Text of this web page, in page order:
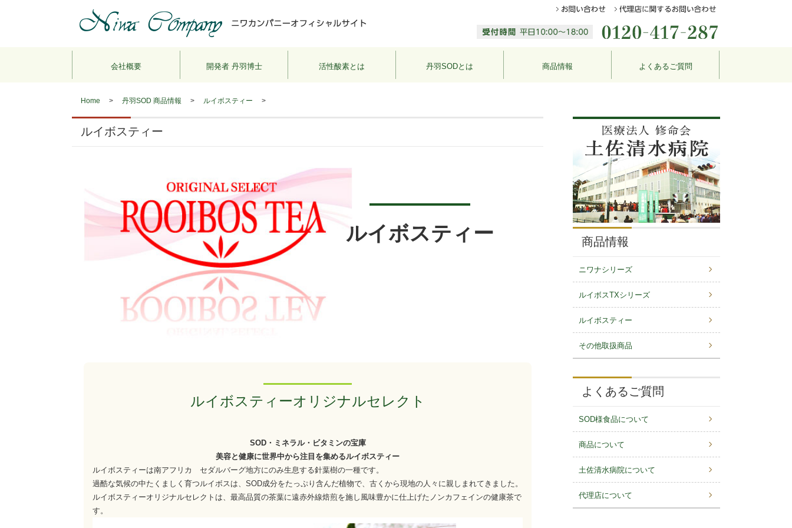
会社概要 開発者 丹羽博士 活性酸素とは 丹羽SODとは 商品情報 よくあるご質問
Home > 丹羽SOD 商品情報 > ルイボスティー >
ルイボスティー
ルイボスティー
ルイボスティーオリジナルセレクト
SOD・ミネラル・ビタミンの宝庫
美容と健康に世界中から注目を集めるルイボスティー
ルイボスティーは南アフリカ セダルバーグ地方にのみ生息する針葉樹の一種です。
過酷な気候の中たくましく育つルイボスは、SOD成分をたっぷり含んだ植物で、古くから現地の人々に親しまれてきました。
ルイボスティーオリジナルセレクトは、最高品質の茶葉に遠赤外線焙煎を施し風味豊かに仕上げたノンカフェインの健康茶で
す。
商品情報
ニワナシリーズ
ルイボスTXシリーズ
ルイボスティー
その他取扱商品
よくあるご質問
SOD様食品について
商品について
土佐清水病院について
代理店について